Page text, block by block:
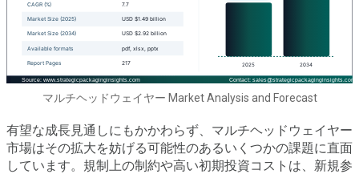
マルチヘッドウェイヤー Market Analysis and Forecast
有望な成長見通しにもかかわらず、マルチヘッドウェイヤー
市場はその拡大を妨げる可能性のあるいくつかの課題に直面
しています。規制上の制約や高い初期投資コストは、新規参